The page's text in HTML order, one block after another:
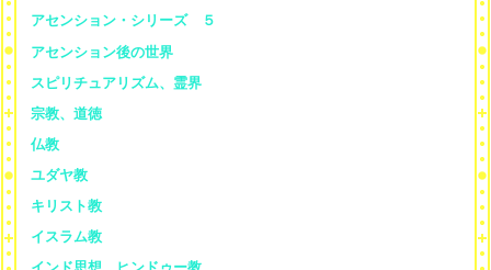
アセンション・シリーズ ５
アセンション後の世界
スピリチュアリズム、霊界
宗教、道徳
仏教
ユダヤ教
キリスト教
イスラム教